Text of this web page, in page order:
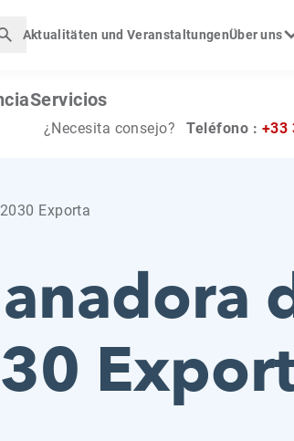
Iniciar búsqueda
Aktualitäten und VeranstaltungenÜber uns
Servicios
¿Necesita consejo? Teléfono : +33
Exporta